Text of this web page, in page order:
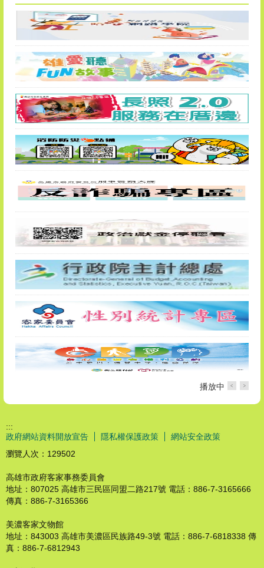
播放中
:::
政府網站資料開放宣告
隱私權保護政策
網站安全政策
瀏覽人次： 129502
高雄市政府客家事務委員會
地址：807025 高雄市三民區同盟二路217號 電話：886-7-3165666
傳真：886-7-3165366
美濃客家文物館
地址：843003 高雄市美濃區民族路49-3號 電話：886-7-6818338 傳
真：886-7-6812943